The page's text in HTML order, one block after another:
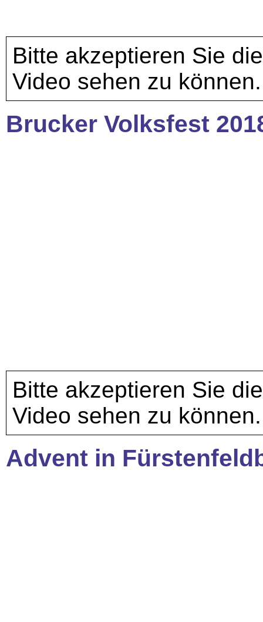
Bitte akzeptieren Sie
Video sehen zu können.
Brucker Volksfest
Bitte akzeptieren Sie
Video sehen zu können.
Advent in